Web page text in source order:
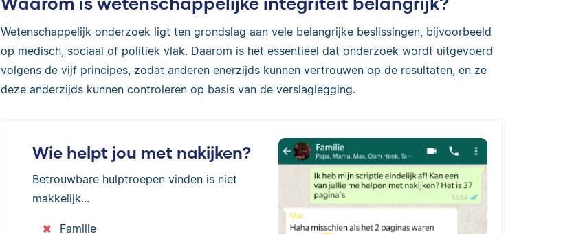
Wetenschappelijk onderzoek ligt ten grondslag aan vele belangrijke beslissingen, bijvoorbeeld
op medisch, sociaal of politiek vlak. Daarom is het essentieel dat onderzoek wordt uitgevoerd
volgens de vijf principes, zodat anderen enerzijds kunnen vertrouwen op de resultaten, en ze
deze anderzijds kunnen controleren op basis van de verslaglegging.
Wie helpt jou met nakijken?
Betrouwbare hulptroepen vinden is niet
makkelijk...
Familie